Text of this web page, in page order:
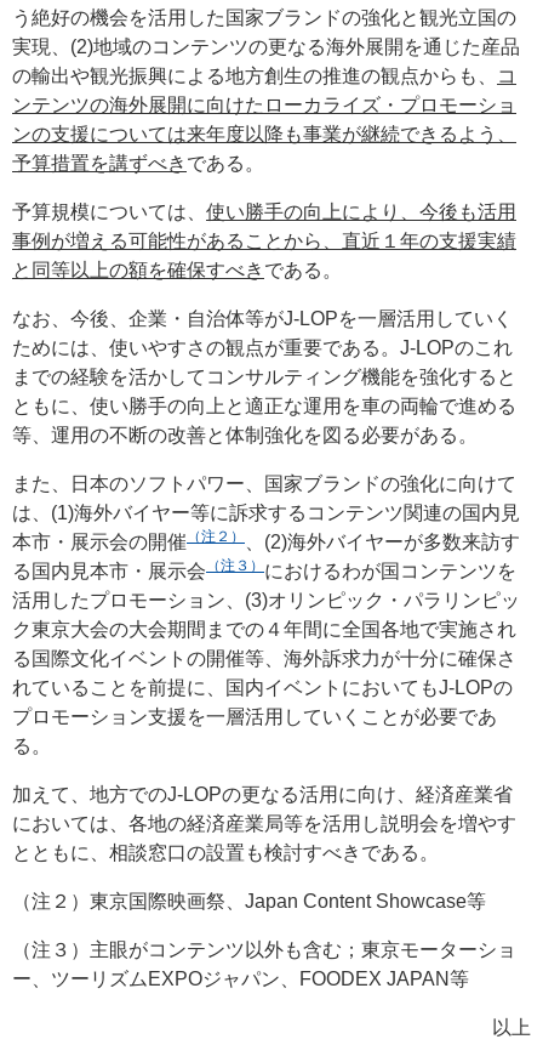
う絶好の機会を活用した国家ブランドの強化と観光立国の
実現、(2)地域のコンテンツの更なる海外展開を通じた産品
の輸出や観光振興による地方創生の推進の観点からも、
コ
ンテンツの海外展開に向けたローカライズ・プロモーショ
ンの支援については来年度以降も事業が継続できるよう、
予算措置を講ずべき である。
予算規模については、 使い勝手の向上により、今後も活用
事例が増える可能性があることから、直近１年の支援実績
と同等以上の額を確保すべき である。
なお、今後、企業・自治体等がJ-LOPを一層活用していく
ためには、使いやすさの観点が重要である。J-LOPのこれ
までの経験を活かしてコンサルティング機能を強化すると
ともに、使い勝手の向上と適正な運用を車の両輪で進める
等、運用の不断の改善と体制強化を図る必要がある。
また、日本のソフトパワー、国家ブランドの強化に向けて
は、(1)海外バイヤー等に訴求するコンテンツ関連の国内見
本市・展示会の開催 （注２）
、(2)海外バイヤーが多数来訪す
る国内見本市・展示会 （注３） におけるわが国コンテンツを
活用したプロモーション、(3)オリンピック・パラリンピッ
ク東京大会の大会期間までの４年間に全国各地で実施され
る国際文化イベントの開催等、海外訴求力が十分に確保さ
れていることを前提に、国内イベントにおいてもJ-LOPの
プロモーション支援を一層活用していくことが必要であ
る。
加えて、地方でのJ-LOPの更なる活用に向け、経済産業省
においては、各地の経済産業局等を活用し説明会を増やす
とともに、相談窓口の設置も検討すべきである。
（注２）東京国際映画祭、Japan Content Showcase等
（注３）主眼がコンテンツ以外も含む；東京モーターショ
ー、ツーリズムEXPOジャパン、FOODEX JAPAN等
以上